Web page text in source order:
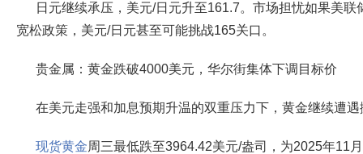
日元继续承压，美元/日元升至161.7。市场担忧如果美
宽松政策，美元/日元甚至可能挑战165关口。
贵金属：黄金跌破4000美元，华尔街集体下调目标价
在美元走强和加息预期升温的双重压力下，黄金继续遭遇
现货黄金周三最低跌至3964.42美元/盎司，为2025年11